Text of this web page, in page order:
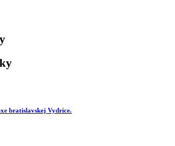
bratislavskej Vydrice.